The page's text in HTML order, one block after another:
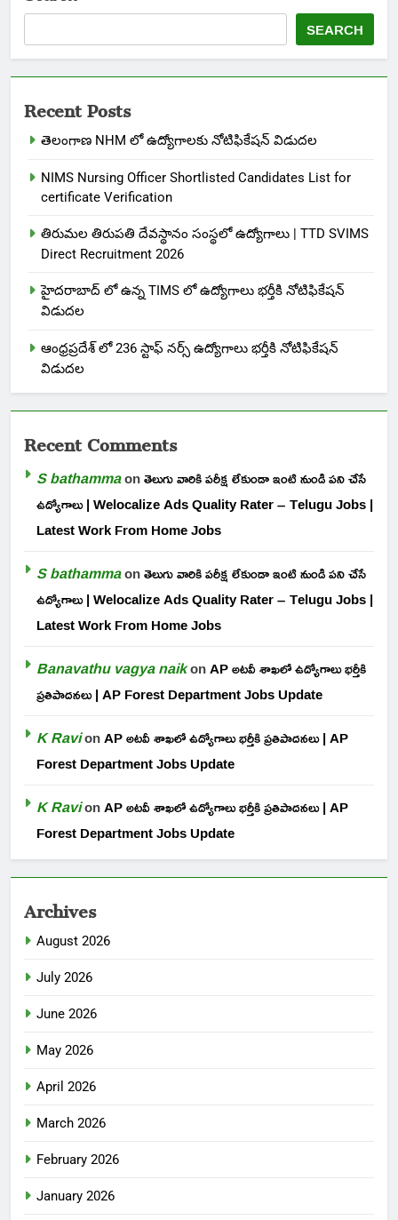
SEARCH
Recent Posts
తెలంగాణ NHM లో ఉద్యోగాలకు నోటిఫికేషన్ విడుదల
NIMS Nursing Officer Shortlisted Candidates List for
certificate Verification
తిరుమల తిరుపతి దేవస్థానం సంస్థలో ఉద్యోగాలు | TTD SVIMS
Direct Recruitment 2026
హైదరాబాద్ లో ఉన్న TIMS లో ఉద్యోగాలు భర్తీకి నోటిఫికేషన్
విడుదల
ఆంధ్రప్రదేశ్ లో 236 స్టాఫ్ నర్స్ ఉద్యోగాలు భర్తీకి నోటిఫికేషన్
విడుదల
Recent Comments
S bathammaonతెలుగు వారికి పరీక్ష లేకుండా ఇంటి నుండి పని చేసే
ఉద్యోగాలు | Welocalize Ads Quality Rater – Telugu Jobs |
Latest Work From Home Jobs
S bathammaonతెలుగు వారికి పరీక్ష లేకుండా ఇంటి నుండి పని చేసే
ఉద్యోగాలు | Welocalize Ads Quality Rater – Telugu Jobs |
Latest Work From Home Jobs
Banavathu vagya naikonAP అటవీ శాఖలో ఉద్యోగాలు భర్తీకి
ప్రతిపాదనలు | AP Forest Department Jobs Update
K RavionAP అటవీ శాఖలో ఉద్యోగాలు భర్తీకి ప్రతిపాదనలు | AP
Forest Department Jobs Update
K RavionAP అటవీ శాఖలో ఉద్యోగాలు భర్తీకి ప్రతిపాదనలు | AP
Forest Department Jobs Update
Archives
August 2026
July 2026
June 2026
May 2026
April 2026
March 2026
February 2026
January 2026